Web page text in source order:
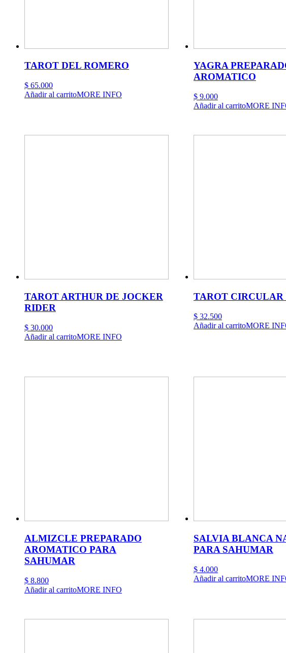
TAROT DEL ROMERO
$ 65.000
Añadir al carritoMORE INFO
YAGRA
AROMATICO
$9.000
Añadir al carritoMORE
TAROT ARTHUR DE JOCKER
RIDER
$ 30.000
Añadir al carritoMORE INFO
TAROT CIRCULAR
$32.500
Añadir al carritoMORE
ALMIZCLE PREPARADO
AROMATICO PARA
SAHUMAR
$ 8.800
Añadir al carritoMORE INFO
SALVIA BLANCA
PARA SAHUMAR
$4.000
Añadir al carritoMORE